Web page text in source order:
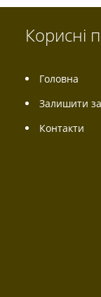
Корисні
Головна
Залишити
Контакти